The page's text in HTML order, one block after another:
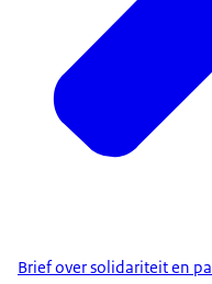
Brief over solidariteit en